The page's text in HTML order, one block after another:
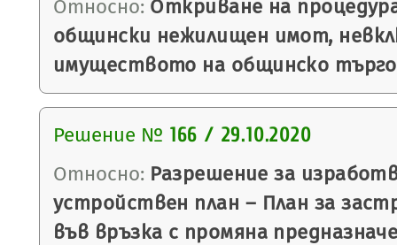
Относно: Откриване на
общински нежилищен имот,
имуществото на общинско
Решение № 166 / 29.10.2020
Относно: Разрешение за
устройствен план – План за
във връзка с промяна